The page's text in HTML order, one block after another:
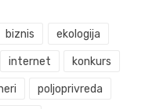
biznis ekologija
internet konkurs
poljoprivreda